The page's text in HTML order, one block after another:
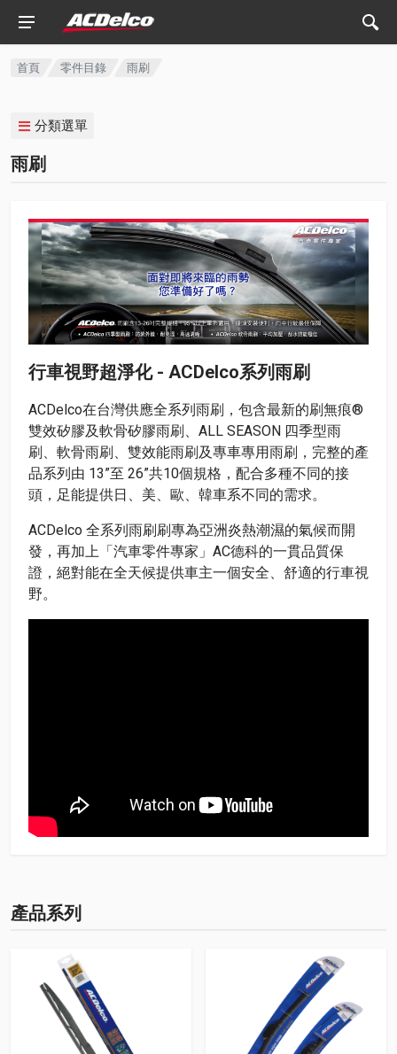
首頁 零件目錄 雨刷
分類選單
雨刷
行車視野超淨化 - ACDelco系列雨刷
ACDelco在台灣供應全系列雨刷，包含最新的刷無痕®
雙效矽膠及軟骨矽膠雨刷、ALL SEASON 四季型雨
刷、軟骨雨刷、雙效能雨刷及專車專用雨刷，完整的產
品系列由 13”至 26”共10個規格，配合多種不同的接
頭，足能提供日、美、歐、韓車系不同的需求。
ACDelco 全系列雨刷刷專為亞洲炎熱潮濕的氣候而開
發，再加上「汽車零件專家」AC德科的一貫品質保
證，絕對能在全天候提供車主一個安全、舒適的行車視
野。
產品系列